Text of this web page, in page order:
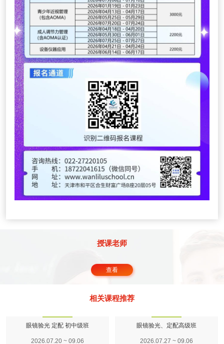
授课老师
查看
相关课程推荐
眼镜验光 定配 初中级班
2026.07.20 ~ 09.06
眼镜验光、定配高级班
2026.07.27 ~ 09.06